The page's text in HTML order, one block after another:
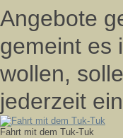
Angebote
gemeint es
wollen,
jederzeit
Fahrt mit dem Tuk-Tuk